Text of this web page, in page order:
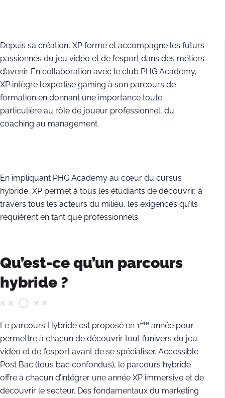
Depuis sa création, XP forme et accompagne les futurs
passionnés du jeu vidéo et de l’esport dans des métiers
d’avenir. En collaboration avec le club PHG Academy,
XP intègre l’expertise gaming à son parcours de
formation en donnant une importance toute
particulière au rôle de joueur professionnel, du
coaching au management.
En impliquant PHG Academy au cœur du cursus
hybride, XP permet à tous les étudiants de découvrir, à
travers tous les acteurs du milieu, les exigences qu’ils
requièrent en tant que professionnels.
Qu’est-ce qu’un parcours
hybride ?
Le parcours Hybride est proposé en 1ère année pour
permettre à chacun de découvrir tout l’univers du jeu
vidéo et de l’esport avant de se spécialiser. Accessible
Post Bac (tous bac confondus), le parcours hybride
offre à chacun d’intégrer une année XP immersive et de
découvrir le secteur. Des fondamentaux du marketing